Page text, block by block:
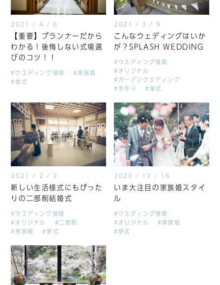
2021 / 4 / 6
【重要】プランナーだから
わかる！後悔しない式場選
びのコツ！！
#ウエディング情報
#家族婚
#挙式
2021 / 3 / 9
こんなウェディングはいか
が？SPLASH WEDDING
#ウエディング情報
#オリジナル
#ガーデンウエディング
#手作り
#挙式
2021 / 2 / 2
新しい生活様式にもぴった
りの二部制結婚式
#ウエディング情報
#オリジナル
#二部制
#家族婚
#挙式
2020 / 12 / 18
いま大注目の家族婚スタイ
ル
#ウエディング情報
#オリジナル
#家族婚
#挙式